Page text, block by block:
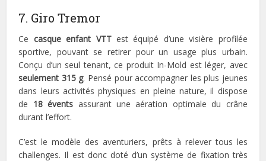
7. Giro Tremor
Ce casque enfant VTTest équipé d’une visière profilée
sportive, pouvant se retirer pour un usage plus urbain.
Conçu d’un seul tenant, ce produit In-Mold est léger, avec
seulement 315 g. Pensé pour accompagner les plus jeunes
dans leurs activités physiques en pleine nature, il dispose
de 18 évents assurant une aération optimale du crâne
durant l’effort.
C’est le modèle des aventuriers, prêts à relever tous les
challenges. Il est donc doté d’un système de fixation très